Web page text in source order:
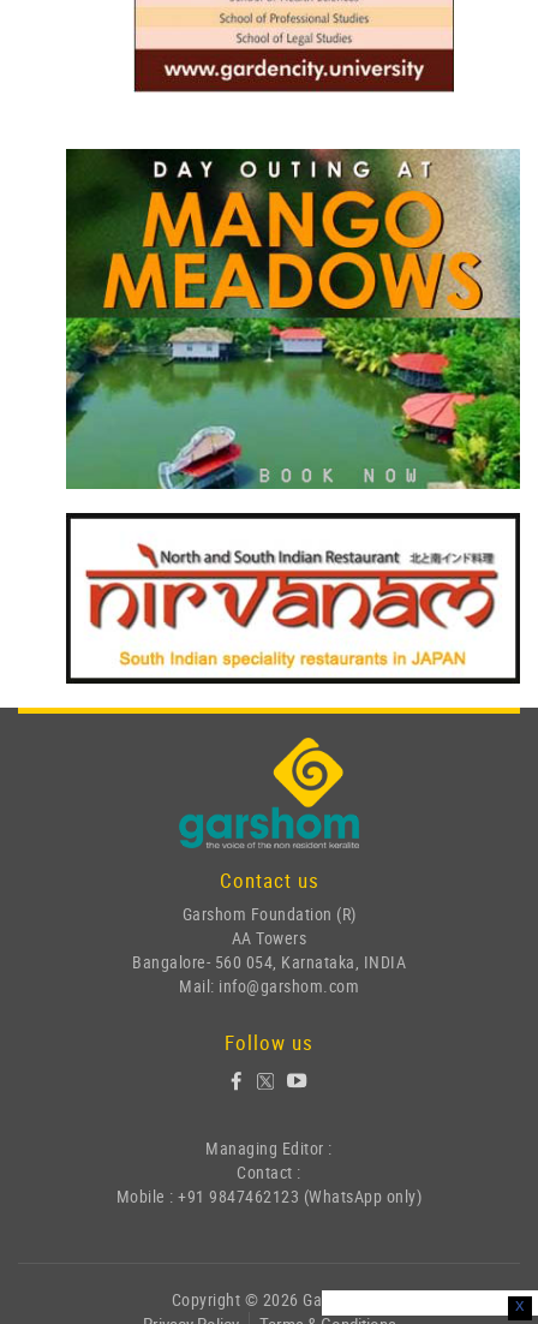
Contact us
Garshom Foundation (R)
AA Towers
Bangalore- 560 054, Karnataka, INDIA
Mail: info@garshom.com
Follow us
Managing Editor :
Contact :
Mobile : +91 9847462123 (WhatsApp only)
Copyright © 2026 Garshom x